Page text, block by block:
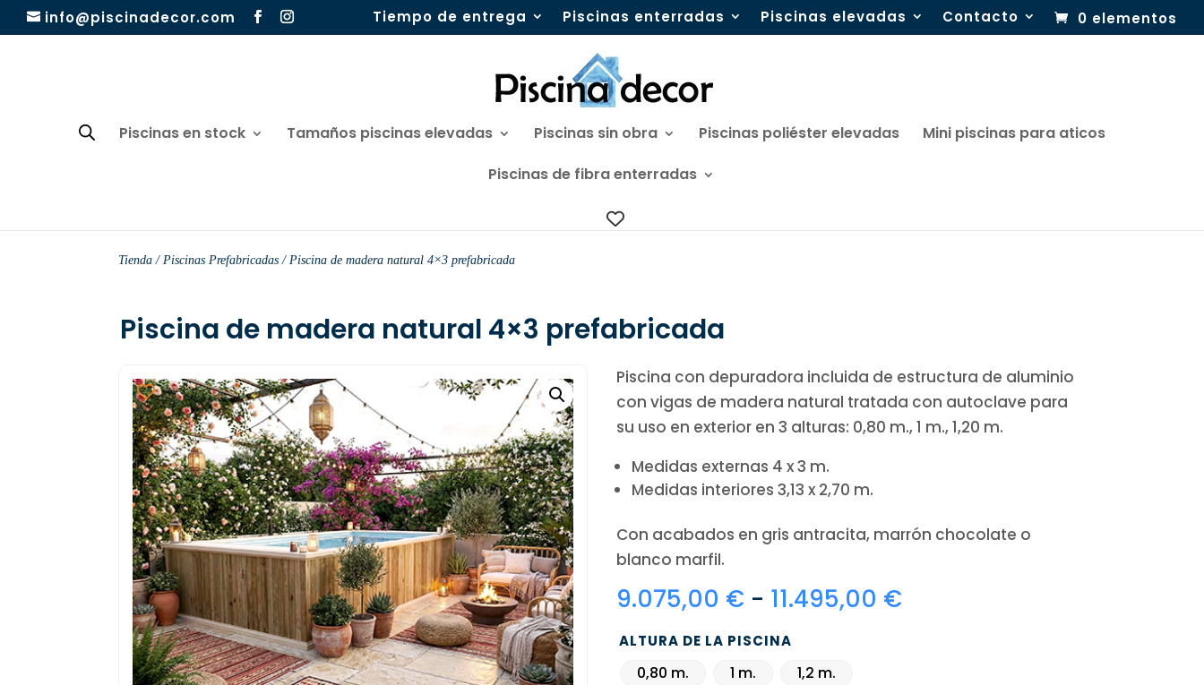
info@piscinadecor.com Tiempo de entrega Piscinas enterradas Piscinas elevadas Contacto 0 elementos
Piscinas en stock Tamaños piscinas elevadas Piscinas sin obra Piscinas poliéster elevadas
Mini piscinas para aticos
Piscinas de fibra enterradas
Tienda / Piscinas Prefabricadas / Piscina de madera natural 4×3 prefabricada
Piscina de madera natural 4×3 prefabricada
Piscina con depuradora incluida de estructura de aluminio
con vigas de madera natural tratada con autoclave para
su uso en exterior en 3 alturas: 0,80 m., 1 m., 1,20 m.
Medidas externas 4 x 3 m.
Medidas interiores 3,13 x 2,70 m.
Con acabados en gris antracita, marrón chocolate o
blanco marfil.
9.075,00 € - 11.495,00 €
ALTURA DE LA PISCINA
0,80 m. 1 m. 1,2 m.